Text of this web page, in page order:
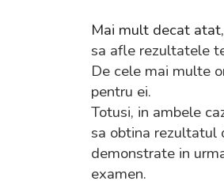
Mai mult decat atat,
sa afle rezultatele
De cele mai multe
pentru ei.
Totusi, in ambele
sa obtina rezultatul
demonstrate in
examen.